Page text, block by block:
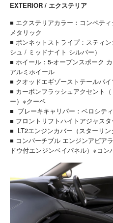
EXTERIOR / エクステリア
■ エクステリアカラー：コンペテ
メタリック
■ ボンネットストライプ：スティ
シュ / ミッドナイト シルバー）
■ ホイール：5-オープンスポーク
アルミホイール
■ クオッドエギゾーストテールパイ
■ カーボンフラッシュアクセント
ー）※クーペ
■ ブレーキキャリパー：ベロシテ
■ フロントリフトハイトアジャス
■ LT2エンジンカバー（スターリン
■ コンバーチブル エンジンアピア
ドウ付エンジンベイパネル）※コン